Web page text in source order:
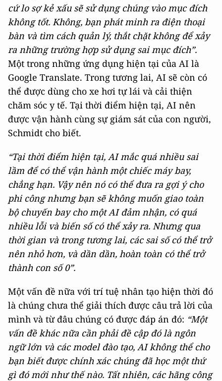
cứ lo sợ kẻ xấu sẽ sử dụng chúng vào mục đích
không tốt. Không, bạn phát minh ra điện thoại
bàn và tìm cách quản lý, thắt chặt không để xảy
ra những trường hợp sử dụng sai mục đích”.
Một trong những ứng dụng hiện tại của AI là
Google Translate. Trong tương lai, AI sẽ còn có
thể được dùng cho xe hơi tự lái và cải thiện
chăm sóc y tế. Tại thời điểm hiện tại, AI nên
được vận hành cùng sự giám sát của con người,
Schmidt cho biết.
“Tại thời điểm hiện tại, AI mắc quá nhiều sai
lầm để có thể vận hành một chiếc máy bay,
chẳng hạn. Vậy nên nó có thể đưa ra gợi ý cho
phi công nhưng bạn sẽ không muốn giao toàn
bộ chuyến bay cho một AI đảm nhận, có quá
nhiều lỗi và biến số có thể xảy ra. Nhưng qua
thời gian và trong tương lai, các sai số có thể trở
nên nhỏ hơn, và dần dần, hoàn toàn có thể trở
thành con số 0”.
Một vấn đề nữa với trí tuệ nhân tạo hiện thời đó
là chúng chưa thể giải thích được câu trả lời của
mình và từ đâu chúng có được đáp án đó: “Một
vấn đề khác nữa cần phải đề cập đó là ngôn
ngữ lớn và các model đào tạo, AI không thể cho
bạn biết được chính xác chúng đã học một thứ
gì đó mới như thế nào. Tất nhiên, các hãng công